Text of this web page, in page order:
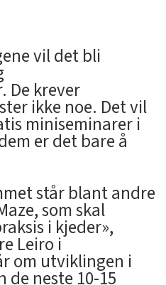
vil det bli
De krever
ikke noe. Det vil
miniseminarer i
er det bare å
står blant andre
som skal
i kjeder»,
Leiro i
om utviklingen i
neste 10-15